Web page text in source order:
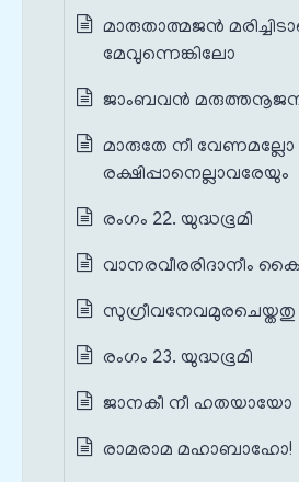
മാരുതാത്മജൻ
മേവുന്നെങ്കിലോ
ജാംബവൻ
മാരുതേ നീ വേണമല്ലോ
രക്ഷിപ്പാനെല്ലാവരേയും
രംഗം 22. യുദ്ധഭൂമി
വാനരവീരരിദാനീം
സുഗ്രീവനേവമുരചെയ്തതു
രംഗം 23. യുദ്ധഭൂമി
ജാനകീ നീ ഹതയായോ
രാമരാമ മഹാബാഹോ!